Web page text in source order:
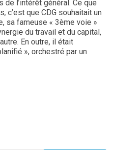
l’intérêt général. Ce que
c’est que CDG souhaitait un
sa fameuse « 3ème voie »
du travail et du capital,
En outre, il était
», orchestré par un